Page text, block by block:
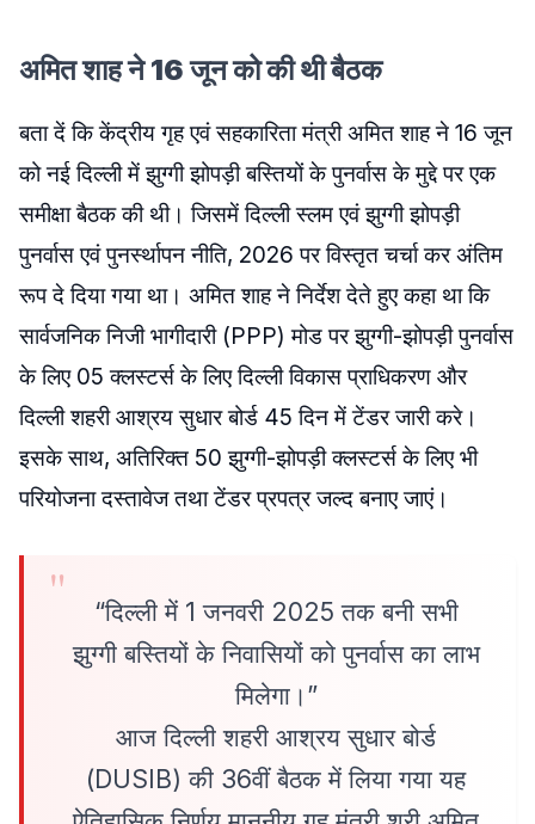
अमित शाह ने 16 जून को की थी बैठक
बता दें कि केंद्रीय गृह एवं सहकारिता मंत्री अमित शाह ने 16 जून
को नई दिल्ली में झुग्गी झोपड़ी बस्तियों के पुनर्वास के मुद्दे पर एक
समीक्षा बैठक की थी। जिसमें दिल्ली स्लम एवं झुग्गी झोपड़ी
पुनर्वास एवं पुनर्स्थापन नीति, 2026 पर विस्तृत चर्चा कर अंतिम
रूप दे दिया गया था। अमित शाह ने निर्देश देते हुए कहा था कि
सार्वजनिक निजी भागीदारी (PPP) मोड पर झुग्गी-झोपड़ी पुनर्वास
के लिए 05 क्लस्टर्स के लिए दिल्ली विकास प्राधिकरण और
दिल्ली शहरी आश्रय सुधार बोर्ड 45 दिन में टेंडर जारी करे।
इसके साथ, अतिरिक्त 50 झुग्गी-झोपड़ी क्लस्टर्स के लिए भी
परियोजना दस्तावेज तथा टेंडर प्रपत्र जल्द बनाए जाएं।
“दिल्ली में 1 जनवरी 2025 तक बनी सभी
झुग्गी बस्तियों के निवासियों को पुनर्वास का लाभ
मिलेगा।”
आज दिल्ली शहरी आश्रय सुधार बोर्ड
(DUSIB) की 36वीं बैठक में लिया गया यह